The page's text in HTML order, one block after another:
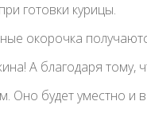
готовки курицы.
окорочка
А благодаря
Оно будет уместно и